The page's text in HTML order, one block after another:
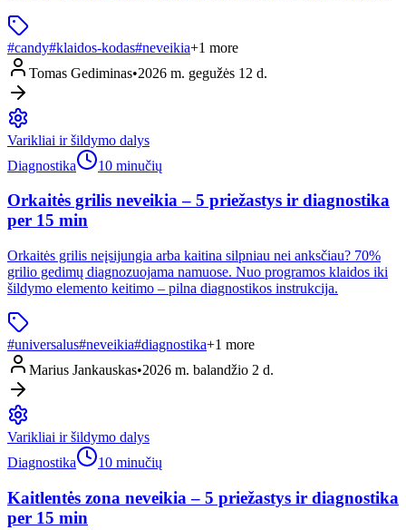
#candy#klaidos-kodas#neveikia+1 more
Tomas Gediminas•2026 m. gegužės 12 d.
Varikliai ir šildymo dalys
Diagnostika
10 minučių
Orkaitės grilis neveikia – 5 priežastys ir diagnostika
per 15 min
Orkaitės grilis neįsijungia arba kaitina silpniau nei anksčiau? 70%
grilio gedimų diagnozuojama namuose. Nuo programos klaidos iki
šildymo elemento keitimo – pilna diagnostikos instrukcija.
#universalus#neveikia#diagnostika+1 more
Marius Jankauskas•2026 m. balandžio 2 d.
Varikliai ir šildymo dalys
Diagnostika
10 minučių
Kaitlentės zona neveikia – 5 priežastys ir diagnostika
per 15 min